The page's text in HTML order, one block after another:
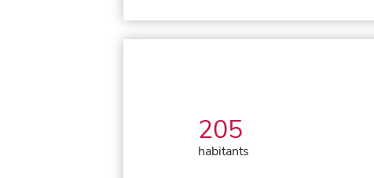
205
habitants